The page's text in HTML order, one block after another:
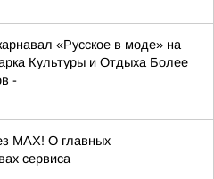
«Русское в моде» на
Культуры и Отдыха Более
-
МАХ! О главных
сервиса